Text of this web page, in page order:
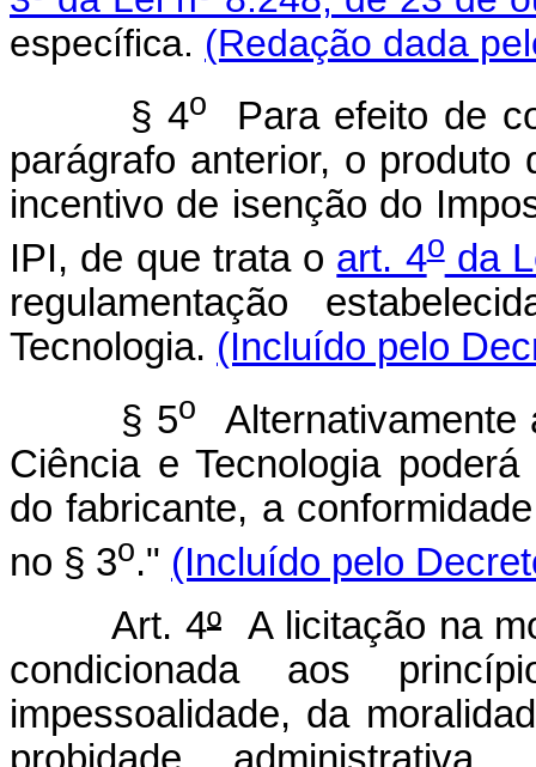
específica. (Redação dada
§ 4o Para efeito de
parágrafo anterior, o
incentivo de isenção do
IPI, de que trata o art. 4oda
regulamentação
Tecnologia. (Incluído pelo
§ 5o
Alternativamente
Ciência e Tecnologia
do fabricante, a
no § 3o." (Incluído pelo
Art. 4º A licitação na
condicionada aos
impessoalidade, da
probidade